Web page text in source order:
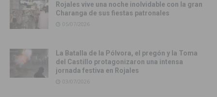
Rojales vive una noche inolvidable con la gran
Charanga de sus fiestas patronales
05/07/2026
La Batalla de la Pólvora, el pregón y la Toma
del Castillo protagonizaron una intensa
jornada festiva en Rojales
03/07/2026